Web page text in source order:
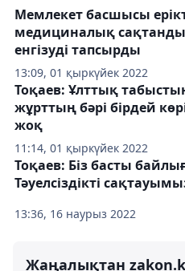
13:09, 01 қыркүйек 2022
Мемлекет басшысы
медициналық
енгізуді тапсырды
11:14, 01 қыркүйек 2022
Тоқаев: Ұлттық табыстың
жұрттың бәрі бірдей
жоқ
13:36, 16 наурыз 2022
Тоқаев: Біз басты
Тәуелсіздікті
Жаңалықтан